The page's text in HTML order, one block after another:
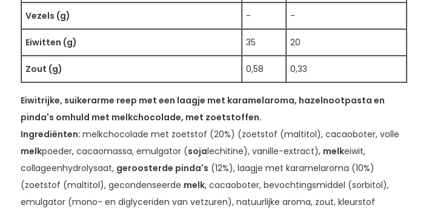
Vezels (g)
- -
Eiwitten (g) 35 20
Zout (g) 0,58 0,33
Eiwitrijke, suikerarme reep met een laagje met karamelaroma, hazelnootpasta en
pinda's omhuld met melkchocolade, met zoetstoffen.
Ingrediënten: melkchocolade met zoetstof (20%) (zoetstof (maltitol), cacaoboter, volle
melkpoeder, cacaomassa, emulgator (sojalechitine), vanille-extract), melkeiwit,
collageenhydrolysaat, geroosterde pinda's (12%), laagje met karamelaroma (10%)
(zoetstof (maltitol), gecondenseerde melk, cacaoboter, bevochtingsmiddel (sorbitol),
emulgator (mono- en diglyceriden van vetzuren), natuurlijke aroma, zout, kleurstof